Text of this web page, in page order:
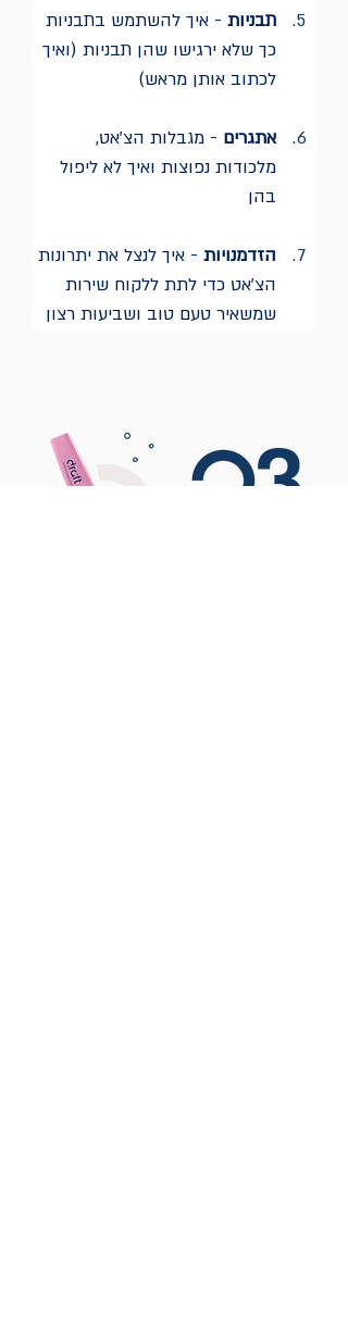
תבניות - איך להשתמש בתבניות
כך שלא ירגישו שהן תבניות (ואיך
לכתוב אותן מראש)
אתגרים - מגבלות הצ'אט,
מלכודות נפוצות ואיך לא ליפול
בהן
הזדמנויות - איך לנצל את יתרונות
הצ'אט כדי לתת ללקוח שירות
שמשאיר טעם טוב ושביעות רצון